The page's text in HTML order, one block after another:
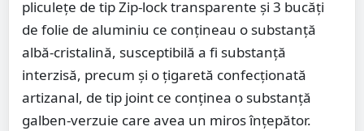
pliculețe de tip Zip-lock transparente și 3 bucăți
de folie de aluminiu ce conțineau o substanță
albă-cristalină, susceptibilă a fi substanță
interzisă, precum și o țigaretă confecționată
artizanal, de tip joint ce conținea o substanță
galben-verzuie care avea un miros înțepător.